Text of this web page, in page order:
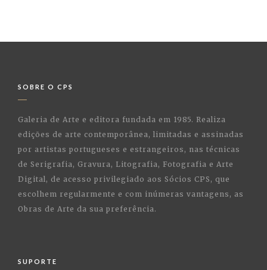
SOBRE O CPS
Galeria de Arte e editora fundada em 1985. Realiza
edições de arte contemporânea, limitadas e assinadas
por artistas portugueses e estrangeiros, nas técnicas
de Serigrafia, Gravura, Litografia, Fotografia e Arte
Digital, de acesso privilegiado aos Sócios CPS, que
escolhem regularmente e com inúmeras vantagens, as
Obras de Arte da sua preferência.
SUPORTE